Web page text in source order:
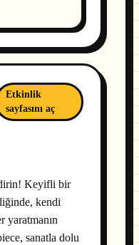
Etkinlik
sayfasını aç
Keyifli bir
kendi
yaratmanın
sanatla dolu